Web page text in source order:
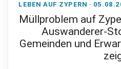
LEBEN AUF ZYPERN ·
Müllproblem auf
Auswanderer-
Gemeinden und